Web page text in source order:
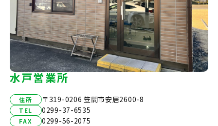
水戸営業所
住所 〒319-0206 笠間市安居2600-8
TEL 0299-37-6535
FAX 0299-56-2075